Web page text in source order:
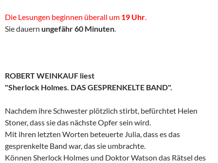
Die Lesungen beginnen überall um 19 Uhr.
Sie dauern ungefähr 60 Minuten.
ROBERT WEINKAUF liest
"Sherlock Holmes. DAS GESPRENKELTE BAND".
Nachdem ihre Schwester plötzlich stirbt, befürchtet Helen
Stoner, dass sie das nächste Opfer sein wird.
Mit ihren letzten Worten beteuerte Julia, dass es das
gesprenkelte Band war, das sie umbrachte.
Können Sherlock Holmes und Doktor Watson das Rätsel des